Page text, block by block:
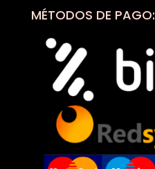
MÉTODOS DE PAGO: